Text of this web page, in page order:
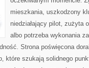
mieszkania, uszkodzony
niedziałający pilot, zużyta
albo potrzeba wykonania
Strona poświęcona
które szukają solidnego